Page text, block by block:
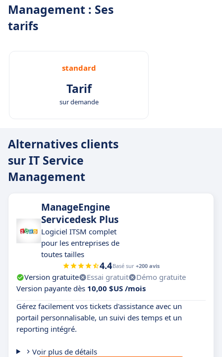
Management : Ses
tarifs
standard
Tarif
sur demande
Alternatives clients
sur IT Service
Management
ManageEngine
Servicedesk Plus
Logiciel ITSM complet
pour les entreprises de
toutes tailles
4.4Basé sur +200 avis
Version gratuite Essai gratuit
Démo gratuite
Version payante dès 10,00 $US /mois
Gérez facilement vos tickets d'assistance avec un
portail personnalisable, un suivi des temps et un
reporting intégré.
Voir plus de détails